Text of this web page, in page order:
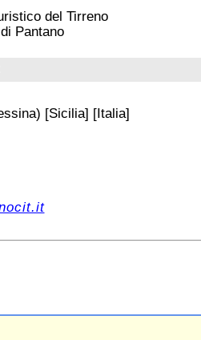
del Tirreno
Pantano
[Sicilia] [Italia]